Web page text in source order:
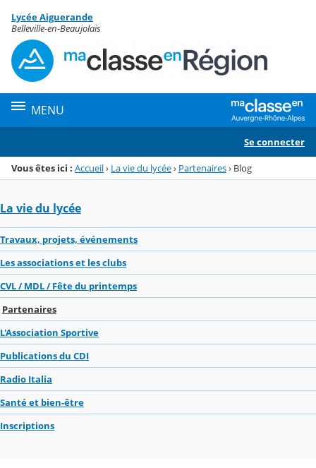
Menu de la rubrique
Contenu
Lycée Aiguerande
Belleville-en-Beaujolais
MENU
Se connecter
Vous êtes ici : Accueil› La vie du lycée› Partenaires› Blog
La vie du lycée
Travaux, projets, événements
Les associations et les clubs
CVL / MDL / Fête du printemps
Partenaires
L'Association Sportive
Publications du CDI
Radio Italia
Santé et bien-être
Inscriptions